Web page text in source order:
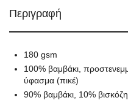
Περιγραφή
180 gsm
100% βαμβάκι,
ύφασμα (πικέ)
90% βαμβάκι, 10% βισκόζη